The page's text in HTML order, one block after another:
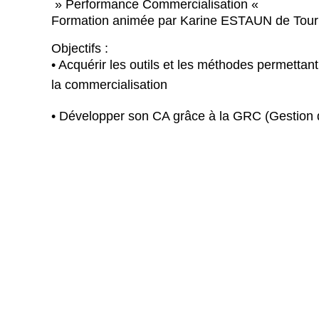
» Performance Commercialisation «
Formation animée par Karine ESTAUN de
Objectifs :
• Acquérir les outils et les méthodes
la commercialisation
• Développer son CA grâce à la GRC